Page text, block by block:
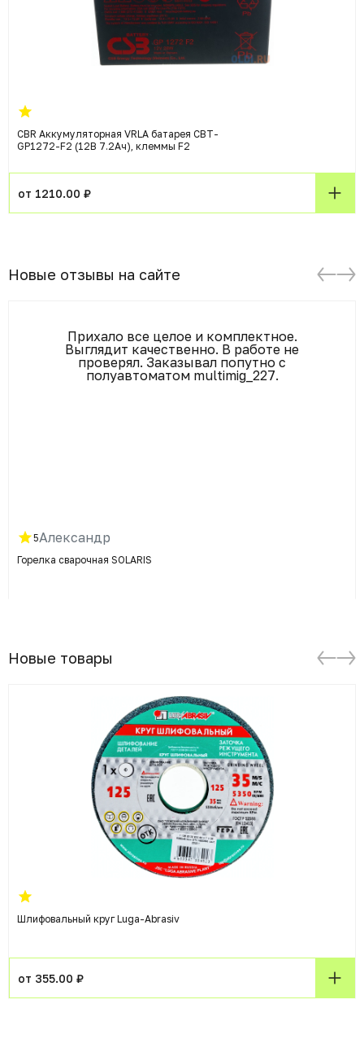
CBR Аккумуляторная VRLA батарея CBT-
GP1272-F2 (12В 7.2Ач), клеммы F2
от 1210.00 ₽
Новые отзывы на сайте
Прихало все целое и комплектное.
Выглядит качественно. В работе не
проверял. Заказывал попутно с
полуавтоматом multimig_227.
5Александр
Горелка сварочная SOLARIS
Новые товары
Шлифовальный круг Luga-Abrasiv
от 355.00 ₽